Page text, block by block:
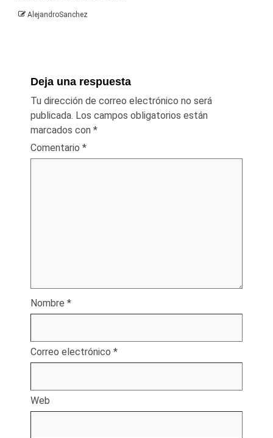
AlejandroSanchez
Deja una respuesta
Tu dirección de correo electrónico no será
publicada. Los campos obligatorios están
marcados con *
Comentario *
Nombre *
Correo electrónico *
Web